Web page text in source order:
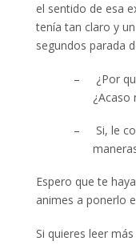
el sentido de esa
tenía tan claro y
segundos parada
–
¿Por
–
Si, le
Espero que te
animes a ponerlo
Si quieres leer